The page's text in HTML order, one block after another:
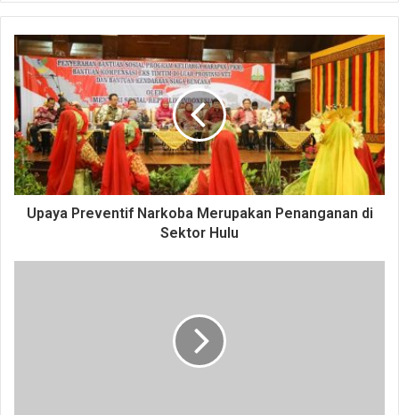
Upaya Preventif Narkoba Merupakan Penanganan di
Sektor Hulu